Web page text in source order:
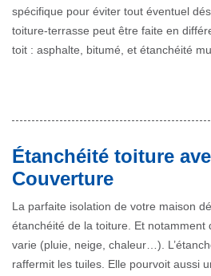
spécifique pour éviter tout éventuel
toiture-terrasse peut être faite en
toit : asphalte, bitumé, et étanchéité
Étanchéité toiture
Couverture
La parfaite isolation de votre maison
étanchéité de la toiture. Et notamment
varie (pluie, neige, chaleur…).
raffermit les tuiles. Elle pourvoit aussi